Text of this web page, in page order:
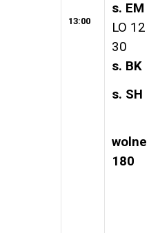
13:00
s. EM
LO
30
s. BK
s. SH
180